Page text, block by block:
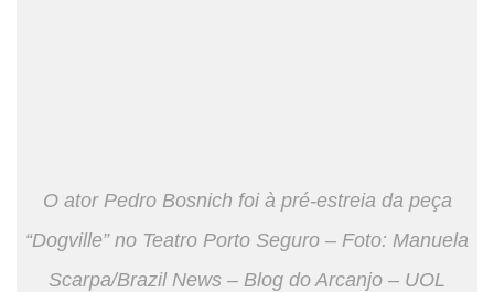
O ator Pedro Bosnich foi à pré-estreia da peça
“Dogville” no Teatro Porto Seguro – Foto: Manuela
Scarpa/Brazil News – Blog do Arcanjo – UOL